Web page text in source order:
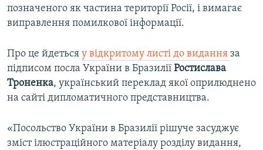
позначеного як частина території Росії, і вимагає
виправлення помилкової інформації.
Про це йдеться у відкритому листі до видання за
підписом посла України в Бразилії Ростислава
Троненка, український переклад якої оприлюднено
на сайті дипломатичного представництва.
«Посольство України в Бразилії рішуче засуджує
зміст ілюстраційного матеріалу розділу видання,